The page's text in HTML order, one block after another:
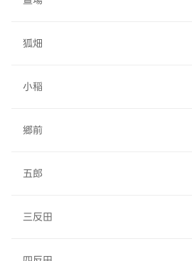
狐畑
小稲
郷前
五郎
三反田